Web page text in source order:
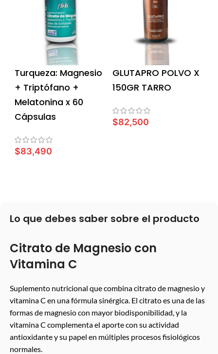
Turqueza: Magnesio
+ Triptófano +
Melatonina x 60
Cápsulas
$83,490
GLUTAPRO POLVO X
150GR TARRO
$82,500
Lo que debes saber sobre el producto
Citrato de Magnesio con
Vitamina C
Suplemento nutricional que combina citrato de magnesio y
vitamina C en una fórmula sinérgica. El citrato es una de las
formas de magnesio con mayor biodisponibilidad, y la
vitamina C complementa el aporte con su actividad
antioxidante y su papel en múltiples procesos fisiológicos
normales.